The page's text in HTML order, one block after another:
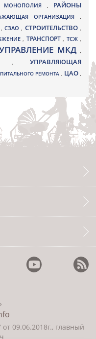
МОНОПОЛИЯ , РАЙОНЫ
ОРГАНИЗАЦИЯ ,
,СЗАО, СТРОИТЕЛЬСТВО,
, ТРАНСПОРТ , ТСЖ ,
МКД ,
,УПРАВЛЯЮЩАЯ
РЕМОНТА , ЦАО,
09.06.2018г., главный